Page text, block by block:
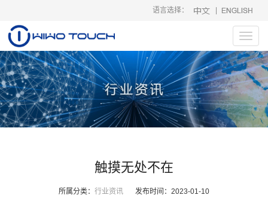
语言选择：
触摸无处不在
所属分类： 行业资讯 发布时间： 2023-01-10